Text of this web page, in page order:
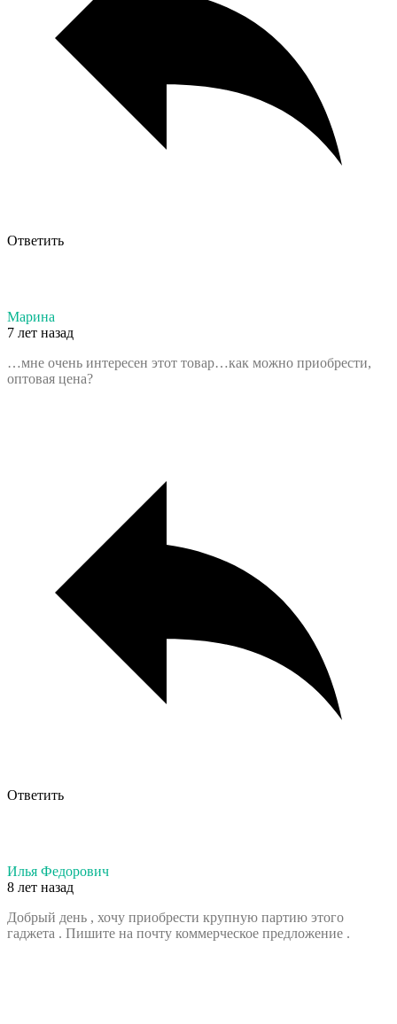
Ответить
Марина
7 лет назад
…мне очень интересен этот товар…как можно приобрести,
оптовая цена?
Ответить
Илья Федорович
8 лет назад
Добрый день , хочу приобрести крупную партию этого
гаджета . Пишите на почту коммерческое предложение .